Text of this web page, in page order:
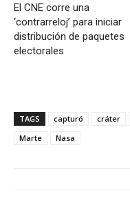
El CNE corre una
‘contrarreloj’ para iniciar
distribución de paquetes
electorales
TAGS capturó cráter
Marte
Nasa